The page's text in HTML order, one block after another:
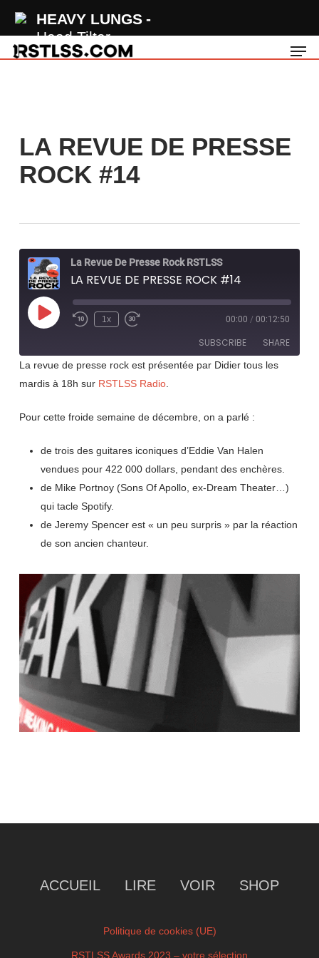
HEAVY LUNGS
Head Tilter
main
LA REVUE DE PRESSE
ROCK #14
La Revue De Presse Rock RSTLSS
LA REVUE DE PRESSE ROCK #14
Play
Episode Rewind
1x
Fast
seconds
00:00 / 00:12:50
SUBSCRIBE SHARE
SHARE
LINK
EMBED
La revue de presse rock est présentée par Didier tous les
mardis à 18h sur RSTLSS Radio.
Pour cette froide semaine de décembre, on a parlé :
de trois des guitares iconiques d’Eddie Van Halen
vendues pour 422 000 dollars, pendant des enchères.
de Mike Portnoy (Sons Of Apollo, ex-Dream Theater…)
qui tacle Spotify.
de Jeremy Spencer est « un peu surpris » par la réaction
de son ancien chanteur.
ACCUEIL LIRE VOIR SHOP
Politique de cookies (UE)
RSTLSS Awards 2023 – votre sélection